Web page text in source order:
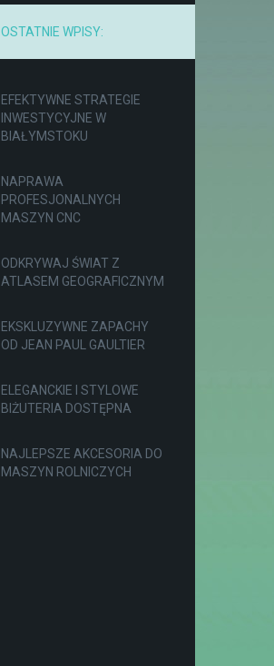
OSTATNIE WPISY:
EFEKTYWNE STRATEGIE
INWESTYCYJNE W
BIAŁYMSTOKU
NAPRAWA
PROFESJONALNYCH
MASZYN CNC
ODKRYWAJ ŚWIAT Z
ATLASEM GEOGRAFICZNYM
EKSKLUZYWNE ZAPACHY
OD JEAN PAUL GAULTIER
ELEGANCKIE I STYLOWE
BIŻUTERIA DOSTĘPNA
NAJLEPSZE AKCESORIA DO
MASZYN ROLNICZYCH